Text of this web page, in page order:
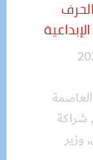
العاصمة
, شراكة
, وزير